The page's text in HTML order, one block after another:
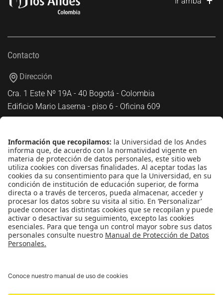
Contacto
Dirección
Cra. 1 Este Nº 19A - 40 Bogotá - Colombia
Edificio Mario Laserna - piso 6 - Oficina 609
+(571) 339 49 49 - Ext. 4830
Enlaces de interés
Línea de Transparencia Uniandes
Protección de datos Personales
Transparencia y Acceso a Información Pública
Universidad de los Andes | Vigilada